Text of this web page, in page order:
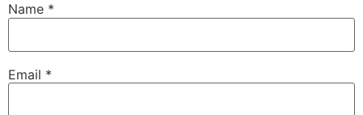
Name *
Email *